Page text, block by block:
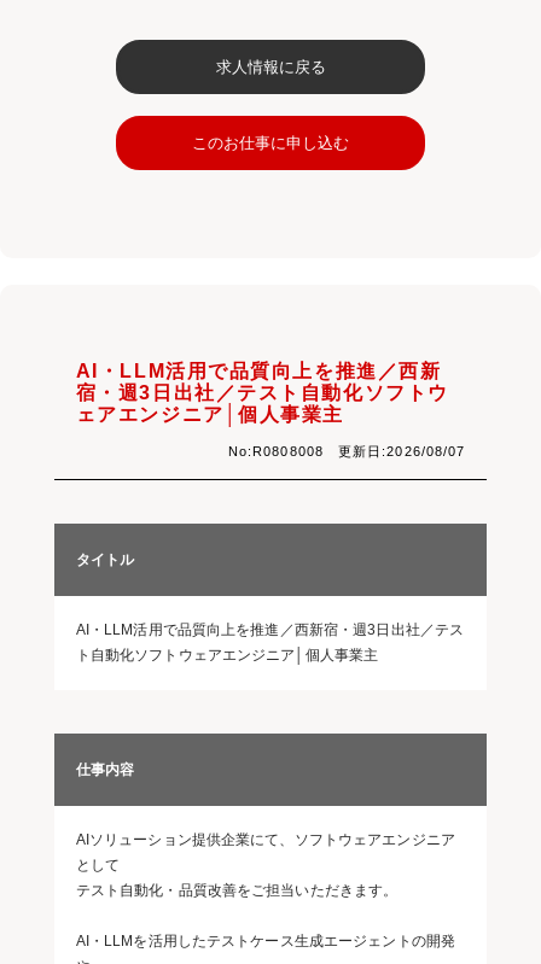
求人情報に戻る
このお仕事に申し込む
AI・LLM活用で品質向上を推進／西新
宿・週3日出社／テスト自動化ソフトウ
ェアエンジニア│個人事業主
No:R0808008 更新日:2026/08/07
タイトル
AI・LLM活用で品質向上を推進／西新宿・週3日出社／テス
ト自動化ソフトウェアエンジニア│個人事業主
仕事内容
AIソリューション提供企業にて、ソフトウェアエンジニア
として
テスト自動化・品質改善をご担当いただきます。
AI・LLMを活用したテストケース生成エージェントの開発